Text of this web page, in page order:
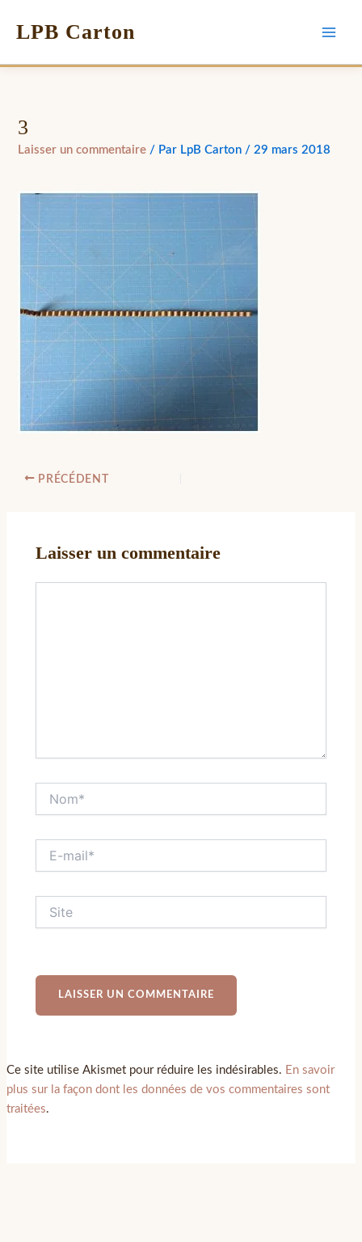
LPB Carton
3
Laisser un commentaire / Par LpB Carton /29 mars 2018
PRÉCÉDENT
Laisser un commentaire
Ce site utilise Akismet pour réduire les indésirables. En savoir
plus sur la façon dont les données de vos commentaires sont
traitées.